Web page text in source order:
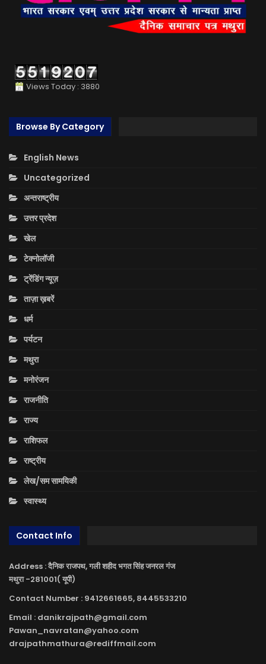
Views Today : 3880
Browse By Category
English News
Uncategorized
अन्तराष्ट्रीय
उत्तर प्रदेश
खेल
टेक्नोलॉजी
ट्रेंडिंग न्यूज़
ताज़ा ख़बरें
धर्म
पर्यटन
मथुरा
मनोरंजन
राजनीति
राज्य
राशिफल
राष्ट्रीय
लेख/सम सामयिकी
स्वास्थ्य
Contact Info
Address : दैनिक राजपथ, गली शहीद भगत सिंह जनरल गंज
मथुरा -281001( यूपी)
Contact Number : 9412661665, 8445533210
Email : danikrajpath@gmail.com
Pawan_navratan@yahoo.com
drajpathmathura@rediffmail.com